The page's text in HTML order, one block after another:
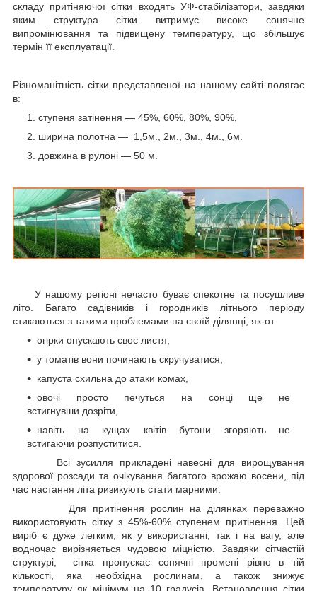
складу притіняючої сітки входять УФ-стабілізатори, завдяки
яким структура сітки витримує високе сонячне
випромінювання та підвищену температуру, що збільшує
термін її експлуатації.
Різноманітність сітки представленої на нашому сайті полягає
в:
ступеня затінення — 45%, 60%, 80%, 90%,
ширина полотна — 1,5м., 2м., 3м., 4м., 6м.
довжина в рулоні — 50 м.
У нашому регіоні нечасто буває спекотне та посушливе
літо. Багато садівників і городників літнього періоду
стикаються з такими проблемами на своїй ділянці, як-от:
огірки опускають своє листя,
у томатів вони починають скручуватися,
капуста схильна до атаки комах,
овочі просто печуться на сонці ще не
встигнувши дозріти,
навіть на кущах квітів бутони згоряють не
встигаючи розпуститися.
Всі зусилля прикладені навесні для вирощування
здорової розсади та очікування багатого врожаю восени, під
час настання літа ризикують стати марними.
Для притінення рослин на ділянках переважно
використовують сітку з 45%-60% ступенем притінення. Цей
виріб є дуже легким, як у використанні, так і на вагу, але
водночас вирізняється чудовою міцністю. Завдяки сітчастій
структурі, сітка пропускає сонячні промені рівно в тій
кількості, яка необхідна рослинам, а також знижує
температуру як мінімум на 10 градусів. Встановлення сітки